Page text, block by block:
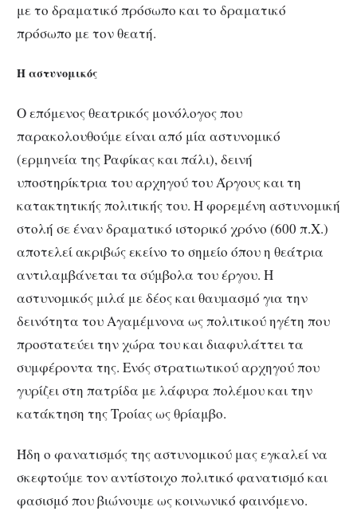
με το δραματικό πρόσωπο και το δραματικό
πρόσωπο με τον θεατή.
Η αστυνομικός
Ο επόμενος θεατρικός μονόλογος που
παρακολουθούμε είναι από μία αστυνομικό
(ερμηνεία της Ραφίκας και πάλι), δεινή
υποστηρίκτρια του αρχηγού του Άργους και τη
κατακτητικής πολιτικής του. Η φορεμένη αστυνομική
στολή σε έναν δραματικό ιστορικό χρόνο (600 π.Χ.)
αποτελεί ακριβώς εκείνο το σημείο όπου η θεάτρια
αντιλαμβάνεται τα σύμβολα του έργου. Η
αστυνομικός μιλά με δέος και θαυμασμό για την
δεινότητα του Αγαμέμνονα ως πολιτικού ηγέτη που
προστατεύει την χώρα του και διαφυλάττει τα
συμφέροντα της. Ενός στρατιωτικού αρχηγού που
γυρίζει στη πατρίδα με λάφυρα πολέμου και την
κατάκτηση της Τροίας ως θρίαμβο.
Ήδη ο φανατισμός της αστυνομικού μας εγκαλεί να
σκεφτούμε τον αντίστοιχο πολιτικό φανατισμό και
φασισμό που βιώνουμε ως κοινωνικό φαινόμενο.